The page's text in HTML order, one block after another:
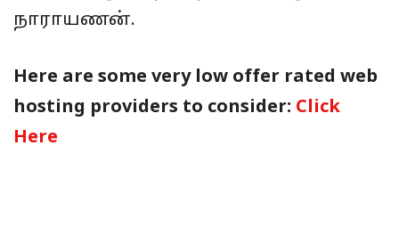
நாராயணன்.
Here are some very low offer rated web
hosting providers to consider: Click
Here